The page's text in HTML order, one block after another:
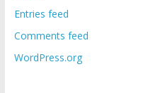
Entries feed
Comments feed
WordPress.org